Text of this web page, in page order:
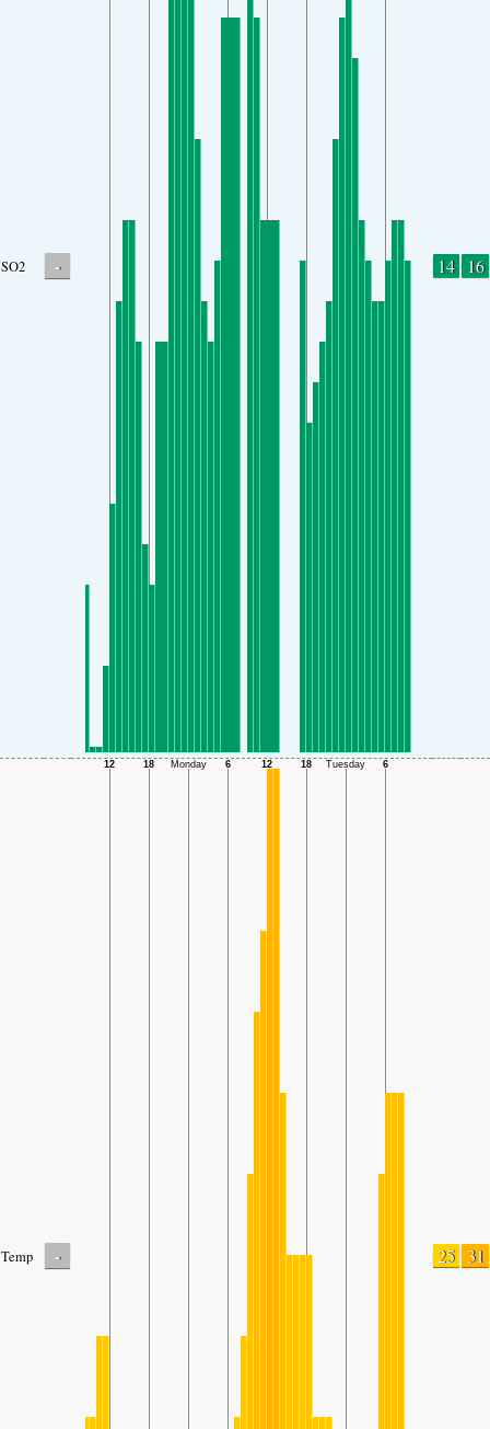
SO2 - 14 16
Temp - 25 31